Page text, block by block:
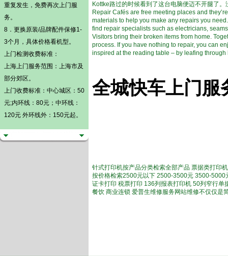
重复发生，免费再次上门服
务。
8．更换原装/品牌配件保修1-
3个月，具体价格看机型。
上门检测收费标准：
上海上门服务范围：上海市及
部分郊区。
上门收费标准：中心城区：50
元;内环线：80元；中环线：
120元 外环线外：150元起。
Kottke路过的时候看到了这台电脑便迈不开腿了
Repair Cafés are free meeting places and
materials to help you make any repairs you
find repair specialists such as electricians,
Visitors bring their broken items from home.
process. If you have nothing to repair, you can
inspired at the reading table – by leafing through
全城快车上门服
针式打印机按产品分类检索全部产品 票据类打印
按价格检索2500元以下 2500-3500元 3500-
证卡打印 税票打印 136列报表打印机 50列窄行单
餐饮 商业连锁 爱普生维修服务网站维修不仅仅是